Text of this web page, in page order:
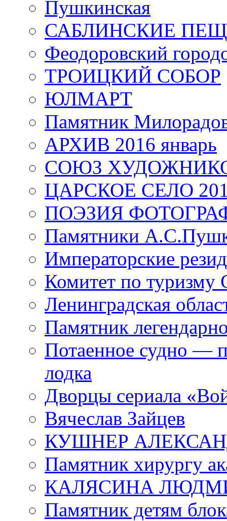
Пушкинская
САБЛИНСКИЕ
Феодоровский
ТРОИЦКИЙ СОБОР
ЮЛМАРТ
Памятник
АРХИВ 2016 январь
СОЮЗ
ЦАРСКОЕ СЕЛО
ПОЭЗИЯ
Памятники
Императорские
Комитет по туризму
Ленинградская
Памятник
Потаенное судно —
лодка
Дворцы сериала
Вячеслав Зайцев
КУШНЕР
Памятник хирургу
КАЛЯСИНА
Памятник детям